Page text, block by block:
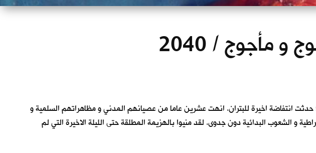
مأجوج / 2040
حدثت انتفاضة اخيرة للبتران. انهت عشرين عاما من عصيانهم المدني و مظاهراتهم السلمية و
و الشعوب البدائية دون جدوى. لقد منيوا بالهزيمة المطلقة حتى الليلة الاخيرة التي لم